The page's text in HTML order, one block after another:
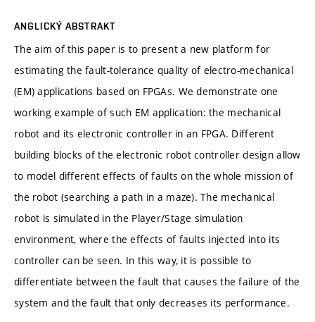
ANGLICKÝ ABSTRAKT
The aim of this paper is to present a new platform for
estimating the fault-tolerance quality of electro-mechanical
(EM) applications based on FPGAs. We demonstrate one
working example of such EM application: the mechanical
robot and its electronic controller in an FPGA. Different
building blocks of the electronic robot controller design allow
to model different effects of faults on the whole mission of
the robot (searching a path in a maze). The mechanical
robot is simulated in the Player/Stage simulation
environment, where the effects of faults injected into its
controller can be seen. In this way, it is possible to
differentiate between the fault that causes the failure of the
system and the fault that only decreases its performance.